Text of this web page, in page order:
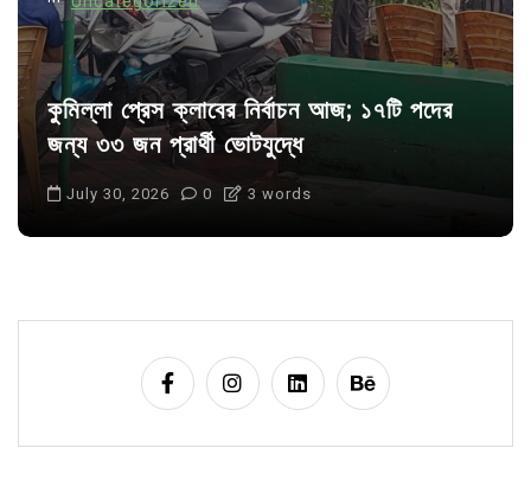
কুমিল্লা প্রেস ক্লাবের নির্বাচন আজ; ১৭টি পদের
জন্য ৩৩ জন প্রার্থী ভোটযুদ্ধে
July 30, 2026 0 3 words